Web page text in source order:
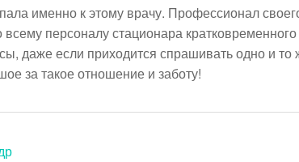
именно к этому врачу. Профессионал
всему персоналу стационара
даже если приходится спрашивать одно и то
за такое отношение и заботу!